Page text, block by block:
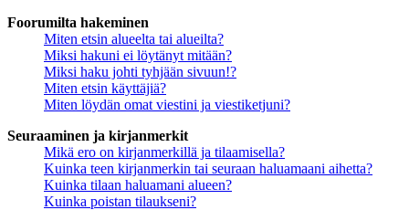
Foorumilta hakeminen
Miten etsin alueelta tai alueilta?
Miksi hakuni ei löytänyt mitään?
Miksi haku johti tyhjään sivuun!?
Miten etsin käyttäjiä?
Miten löydän omat viestini ja viestiketjuni?
Seuraaminen ja kirjanmerkit
Mikä ero on kirjanmerkillä ja tilaamisella?
Kuinka teen kirjanmerkin tai seuraan haluamaani aihetta?
Kuinka tilaan haluamani alueen?
Kuinka poistan tilaukseni?